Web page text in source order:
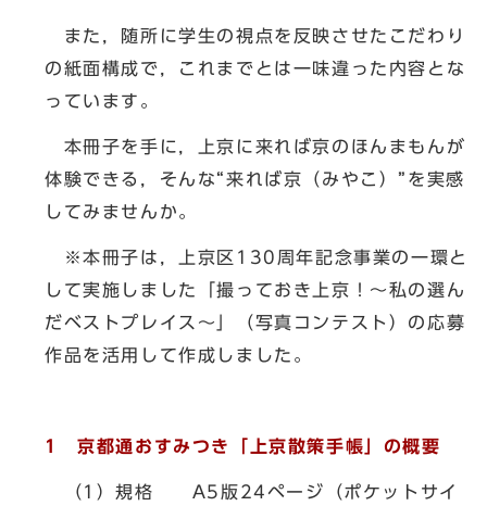
また，随所に学生の視点を反映させたこだわり
の紙面構成で，これまでとは一味違った内容とな
っています。
本冊子を手に，上京に来れば京のほんまもんが
体験できる，そんな“来れば京（みやこ）”を実感
してみませんか。
※本冊子は，上京区130周年記念事業の一環と
して実施しました「撮っておき上京！～私の選ん
だベストプレイス～」（写真コンテスト）の応募
作品を活用して作成しました。
1 京都通おすみつき「上京散策手帳」の概要
（1）規格 A5版24ページ（ポケットサイ